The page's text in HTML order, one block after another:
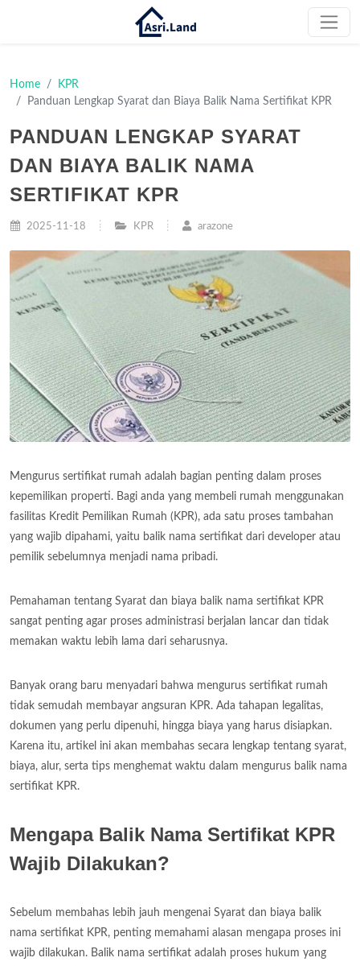
Home
KPR
Panduan Lengkap Syarat dan Biaya Balik Nama Sertifikat KPR
PANDUAN LENGKAP SYARAT
DAN BIAYA BALIK NAMA
SERTIFIKAT KPR
2025-11-18 KPR arazone
Mengurus sertifikat rumah adalah bagian penting dalam proses
kepemilikan properti. Bagi anda yang membeli rumah menggunakan
fasilitas Kredit Pemilikan Rumah (KPR), ada satu proses tambahan
yang wajib dipahami, yaitu balik nama sertifikat dari developer atau
pemilik sebelumnya menjadi nama pribadi.
Pemahaman tentang Syarat dan biaya balik nama sertifikat KPR
sangat penting agar proses administrasi berjalan lancar dan tidak
memakan waktu lebih lama dari seharusnya.
Banyak orang baru menyadari bahwa mengurus sertifikat rumah
tidak semudah membayar angsuran KPR. Ada tahapan legalitas,
dokumen yang perlu dipenuhi, hingga biaya yang harus disiapkan.
Karena itu, artikel ini akan membahas secara lengkap tentang syarat,
biaya, alur, serta tips menghemat waktu dalam mengurus balik nama
sertifikat KPR.
Mengapa Balik Nama Sertifikat KPR
Wajib Dilakukan?
Sebelum membahas lebih jauh mengenai Syarat dan biaya balik
nama sertifikat KPR, penting memahami alasan mengapa proses ini
wajib dilakukan. Balik nama sertifikat adalah proses hukum yang